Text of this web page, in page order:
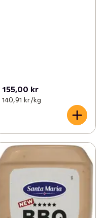
155,00 kr
140,91 kr /kg